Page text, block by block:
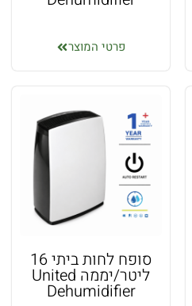
פרטי המוצר
סופח לחות ביתי 16
ליטר/יממה United
Dehumidifier